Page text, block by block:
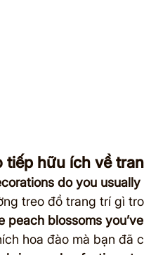
tiếp hữu ích về
do you usually
treo đồ trang trí gì
peach blossoms
hoa đào mà bạn đã